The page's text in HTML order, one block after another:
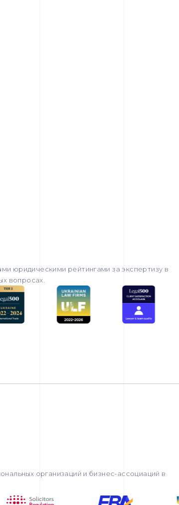
юридическими рейтингами за экспертизу в
вопросах.
организаций и бизнес-ассоциаций в